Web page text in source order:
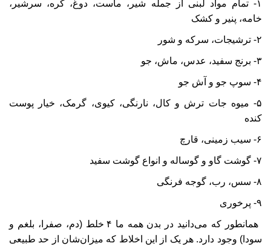
۱- تمام مواد لبنی از جمله شیر، ماست، دوغ، کره، سرشیر،
خامه، پنیر و کشک
۲- ترشیجات، سرکه و شور
۳- برنج سفید، عدس، ماش، جو
۴- سوپ جو و آش جو
۵- میوه جات ترش و کال، نارنگی، کیوی، گرمک، خیار پوست
کنده
۶- سیب زمینی، قارچ
۷- گوشت گاو و گوساله و انواع گوشت سفید
۸- سس، رب، گوجه فرنگی
۹- پرخوری
همانطور که می‌دانید در بدن همه ما ۴ خلط (دم، صفرا، بلغم و
سودا) وجود دارد. هر یک از این اخلاط که میزان‌شان از حد طبیعی